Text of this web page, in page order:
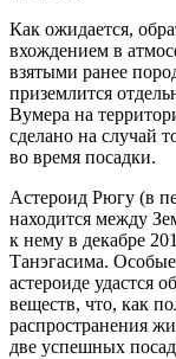
Как ожидается,
вхождением в
взятыми ранее
приземлится
Вумера на
сделано на случай
во время посадки.
Астероид Рюгу (в
находится между
к нему в декабре
Танэгасима.
астероиде удастся
веществ, что, как
распространения
две успешных